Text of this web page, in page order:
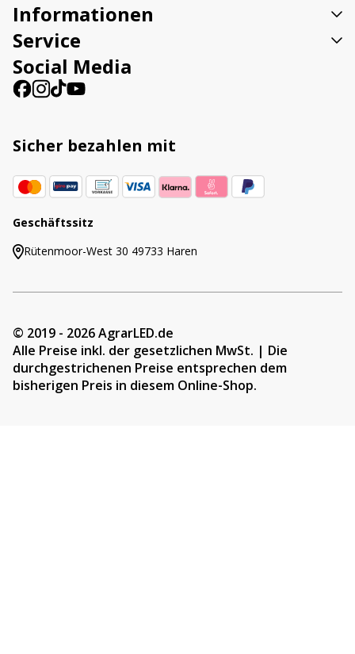
Informationen
Service
Social Media
Sicher bezahlen mit
Geschäftssitz
Rütenmoor-West 30 49733 Haren
© 2019 - 2026 AgrarLED.de
Alle Preise inkl. der gesetzlichen MwSt. | Die
durchgestrichenen Preise entsprechen dem
bisherigen Preis in diesem Online-Shop.